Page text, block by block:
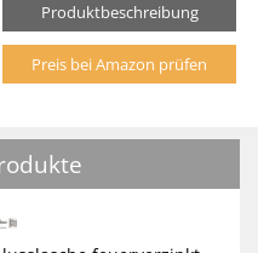
Produktbeschreibung
Preis bei Amazon prüfen